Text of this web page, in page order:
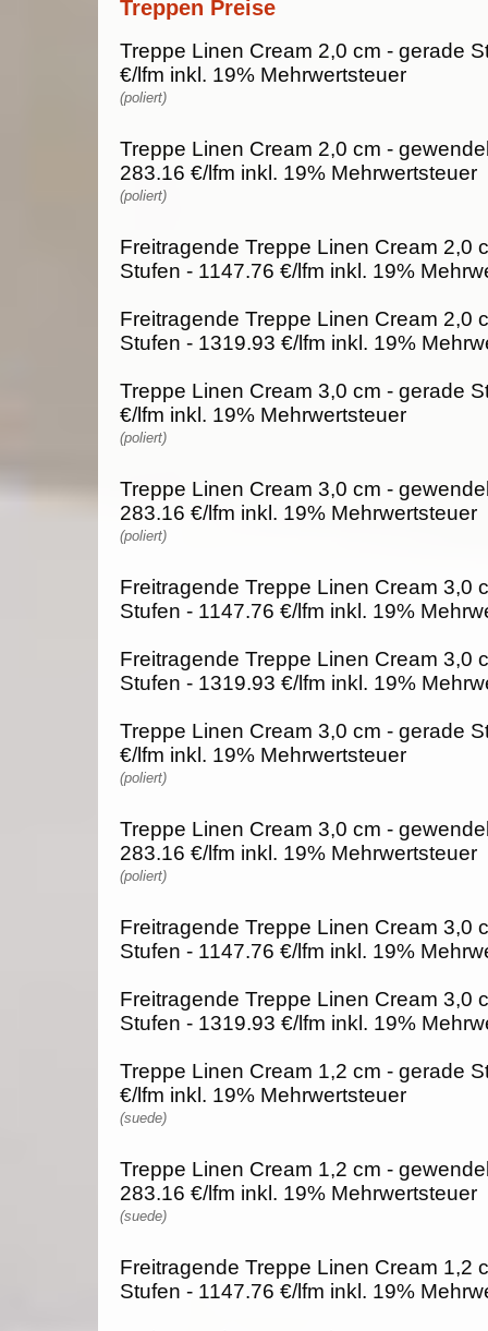
Treppen Preise
Treppe Linen Cream 2,0 cm - gerade
€/lfm inkl. 19% Mehrwertsteuer
(poliert)
Treppe Linen Cream 2,0 cm -
283.16 €/lfm inkl. 19% Mehrwertsteuer
(poliert)
Freitragende Treppe Linen Cream 2,0
Stufen - 1147.76 €/lfm inkl. 19%
Freitragende Treppe Linen Cream 2,0
Stufen - 1319.93 €/lfm inkl. 19%
Treppe Linen Cream 3,0 cm - gerade
€/lfm inkl. 19% Mehrwertsteuer
(poliert)
Treppe Linen Cream 3,0 cm -
283.16 €/lfm inkl. 19% Mehrwertsteuer
(poliert)
Freitragende Treppe Linen Cream 3,0
Stufen - 1147.76 €/lfm inkl. 19%
Freitragende Treppe Linen Cream 3,0
Stufen - 1319.93 €/lfm inkl. 19%
Treppe Linen Cream 3,0 cm - gerade
€/lfm inkl. 19% Mehrwertsteuer
(poliert)
Treppe Linen Cream 3,0 cm -
283.16 €/lfm inkl. 19% Mehrwertsteuer
(poliert)
Freitragende Treppe Linen Cream 3,0
Stufen - 1147.76 €/lfm inkl. 19%
Freitragende Treppe Linen Cream 3,0
Stufen - 1319.93 €/lfm inkl. 19%
Treppe Linen Cream 1,2 cm - gerade
€/lfm inkl. 19% Mehrwertsteuer
(suede)
Treppe Linen Cream 1,2 cm -
283.16 €/lfm inkl. 19% Mehrwertsteuer
(suede)
Freitragende Treppe Linen Cream 1,2
Stufen - 1147.76 €/lfm inkl. 19%